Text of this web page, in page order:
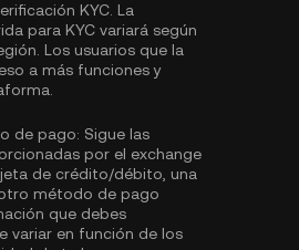
KYC. La
para KYC variará según
Los usuarios que la
a más funciones y
de pago: Sigue las
por el exchange
de crédito/débito, una
método de pago
que debes
variar en función de los